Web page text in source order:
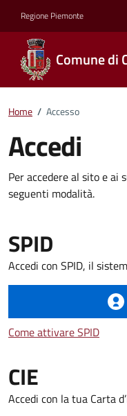
Regione Piemonte
Comune di
Home / Accesso
Accedi
Per accedere al sito e ai
seguenti modalità.
SPID
Accedi con SPID, il
Come attivare SPIDCome
CIE
Accedi con la tua Carta